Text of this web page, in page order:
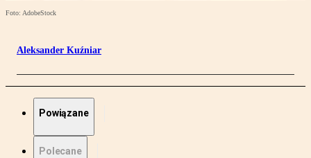
Foto: AdobeStock
Aleksander Kuźniar
Powiązane
Polecane